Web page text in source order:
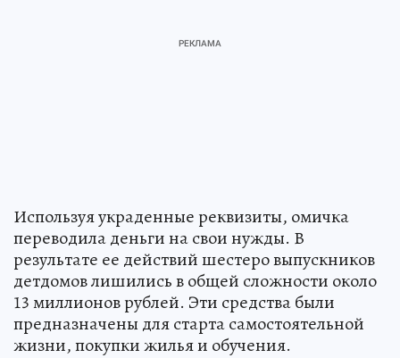
Используя украденные реквизиты, омичка
переводила деньги на свои нужды. В
результате ее действий шестеро выпускников
детдомов лишились в общей сложности около
13 миллионов рублей. Эти средства были
предназначены для старта самостоятельной
жизни, покупки жилья и обучения.